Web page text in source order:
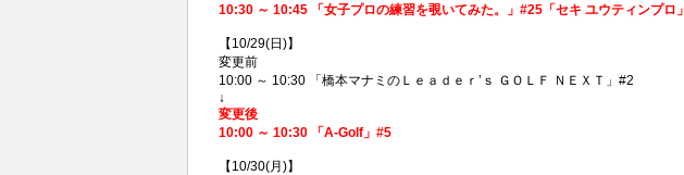
10:30 ～ 10:45 「女子プロの練習を覗いてみた。」#25「セキ ユウティンプロ」
【10/29(日)】
変更前
10:00 ～ 10:30 「橋本マナミのＬｅａｄｅｒ’ｓ ＧＯＬＦ ＮＥＸＴ」#2
↓
変更後
10:00 ～ 10:30 「A-Golf」#5
【10/30(月)】